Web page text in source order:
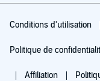
Conditions d'utilisation
Politique de
Affiliation